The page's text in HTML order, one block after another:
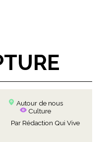
Autour de nous
Culture
Par Rédaction Qui Vive